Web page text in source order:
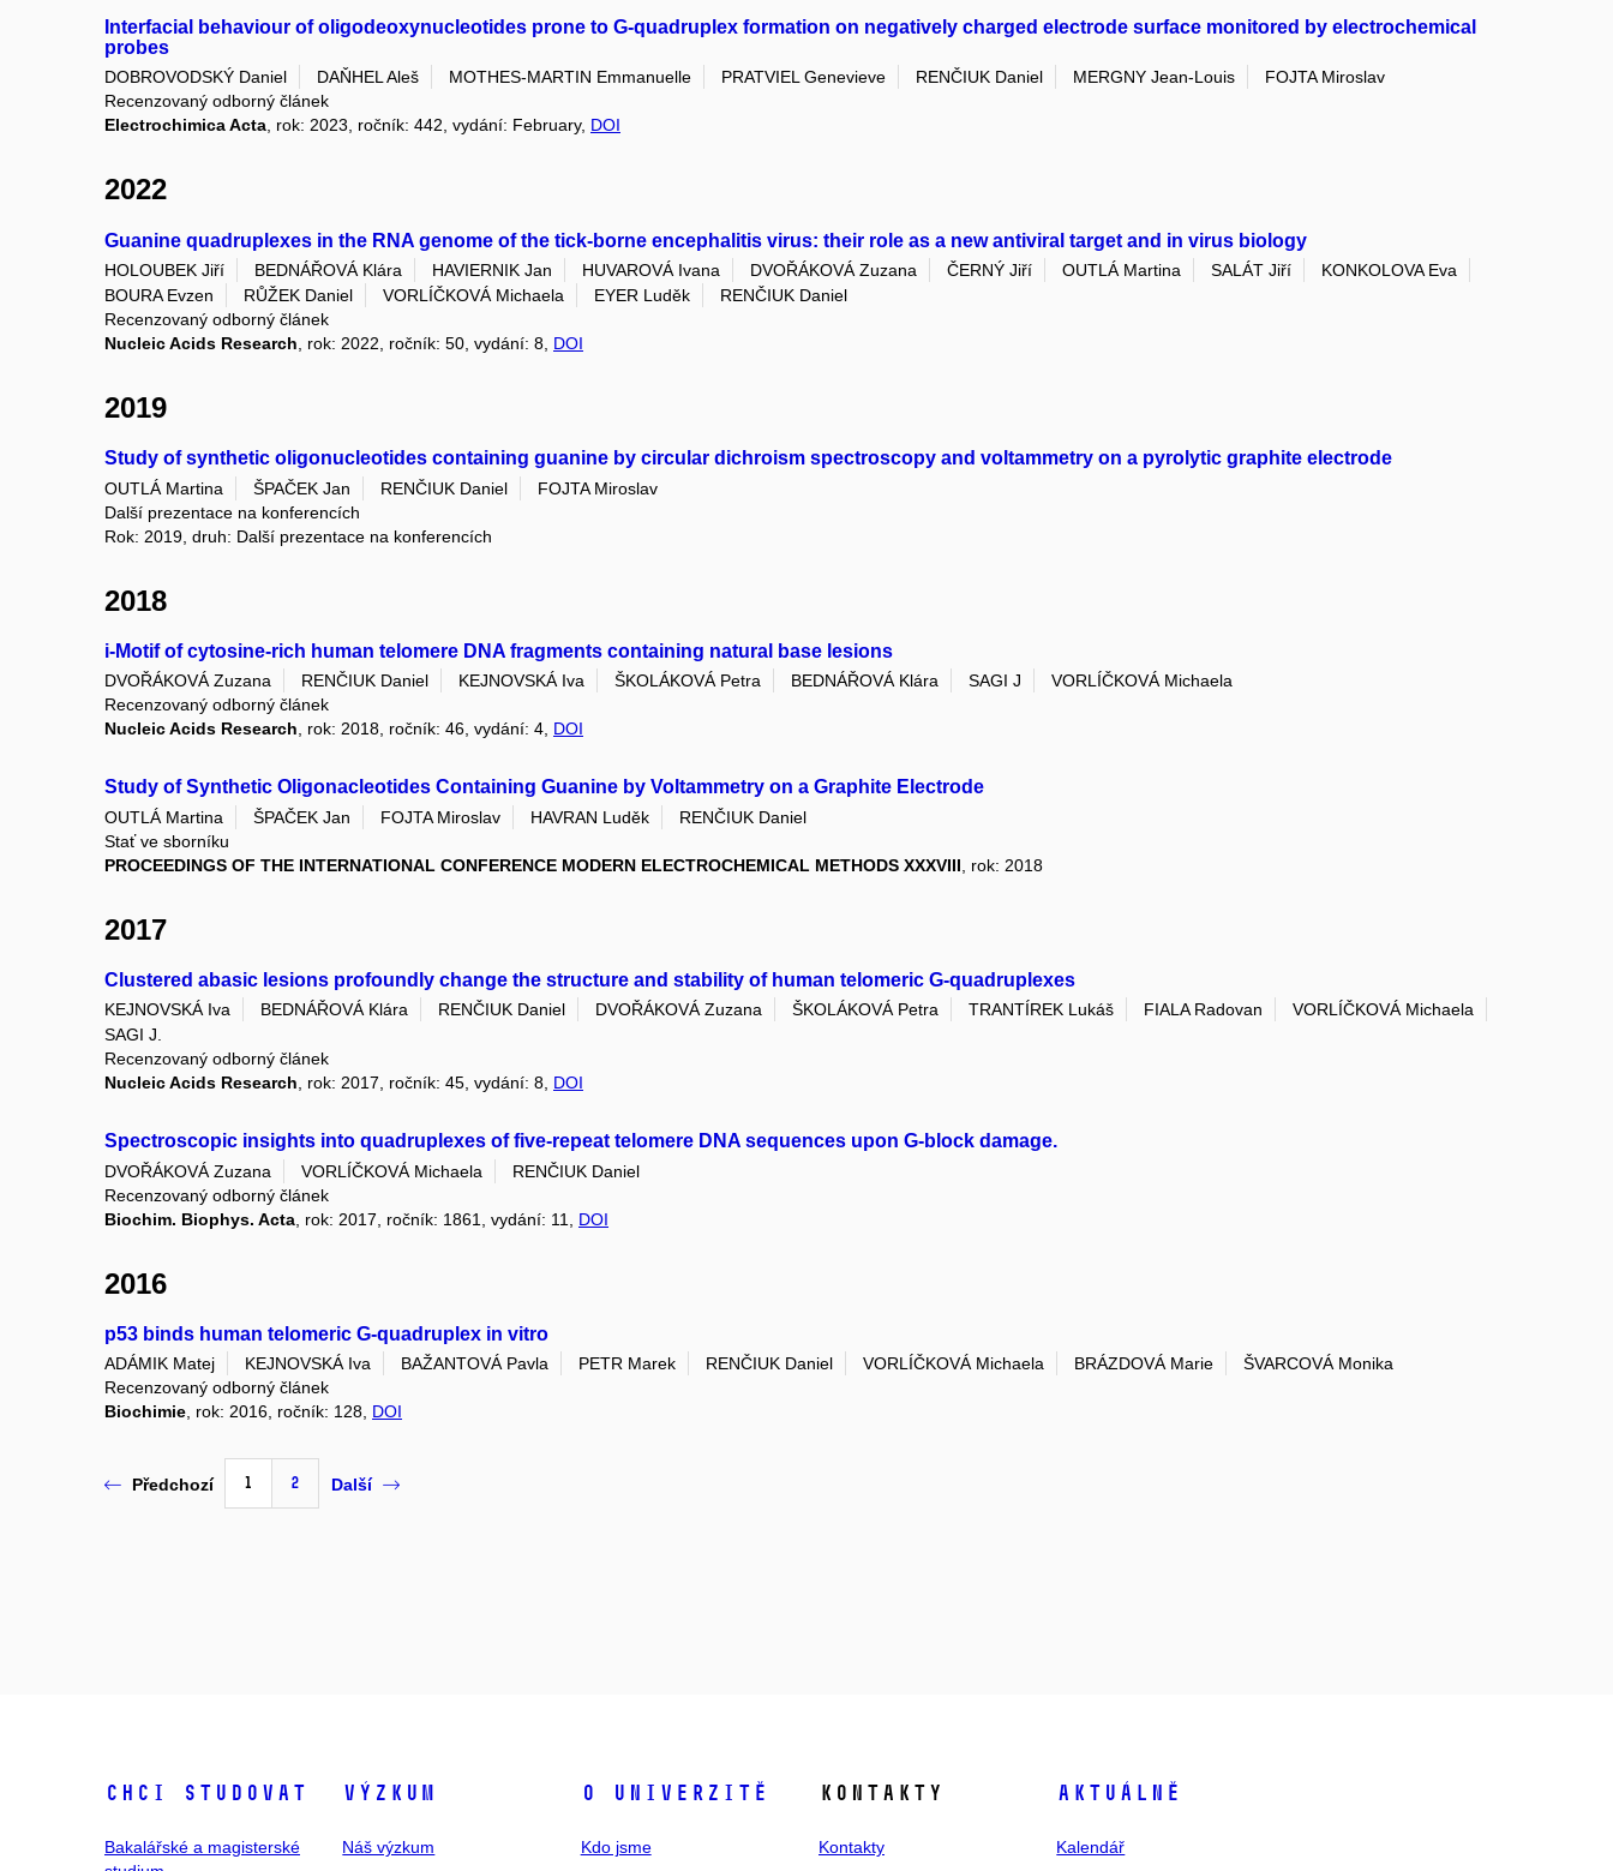
Interfacial behaviour of oligodeoxynucleotides prone to G-quadruplex formation on negatively charged electrode surface monitored by electrochemical
probes
DOBROVODSKÝ Daniel DAŇHEL Aleš MOTHES-MARTIN Emmanuelle PRATVIEL Genevieve RENČIUK Daniel MERGNY Jean-Louis
FOJTA Miroslav
Recenzovaný odborný článek
Electrochimica Acta, rok: 2023, ročník: 442, vydání: February, DOI
2022
Guanine quadruplexes in the RNA genome of the tick-borne encephalitis virus: their role as a new antiviral target and in virus biology
HOLOUBEK Jiří BEDNÁŘOVÁ Klára HAVIERNIK Jan HUVAROVÁ Ivana DVOŘÁKOVÁ Zuzana ČERNÝ Jiří OUTLÁ Martina SALÁT Jiří
KONKOLOVA Eva
BOURA Evzen
RŮŽEK Daniel VORLÍČKOVÁ Michaela EYER Luděk
RENČIUK Daniel
Recenzovaný odborný článek
Nucleic Acids Research, rok: 2022, ročník: 50, vydání: 8, DOI
2019
Study of synthetic oligonucleotides containing guanine by circular dichroism spectroscopy and voltammetry on a pyrolytic graphite electrode
OUTLÁ Martina ŠPAČEK Jan RENČIUK Daniel
FOJTA Miroslav
Další prezentace na konferencích
Rok: 2019, druh: Další prezentace na konferencích
2018
i-Motif of cytosine-rich human telomere DNA fragments containing natural base lesions
DVOŘÁKOVÁ Zuzana RENČIUK Daniel KEJNOVSKÁ Iva ŠKOLÁKOVÁ Petra BEDNÁŘOVÁ Klára SAGI J
VORLÍČKOVÁ Michaela
Recenzovaný odborný článek
Nucleic Acids Research, rok: 2018, ročník: 46, vydání: 4, DOI
Study of Synthetic Oligonacleotides Containing Guanine by Voltammetry on a Graphite Electrode
OUTLÁ Martina ŠPAČEK Jan FOJTA Miroslav HAVRAN Luděk
RENČIUK Daniel
Stať ve sborníku
PROCEEDINGS OF THE INTERNATIONAL CONFERENCE MODERN ELECTROCHEMICAL METHODS XXXVIII , rok: 2018
2017
Clustered abasic lesions profoundly change the structure and stability of human telomeric G-quadruplexes
KEJNOVSKÁ Iva BEDNÁŘOVÁ Klára RENČIUK Daniel DVOŘÁKOVÁ Zuzana ŠKOLÁKOVÁ Petra TRANTÍREK Lukáš FIALA Radovan
VORLÍČKOVÁ Michaela
SAGI J.
Recenzovaný odborný článek
Nucleic Acids Research, rok: 2017, ročník: 45, vydání: 8, DOI
Spectroscopic insights into quadruplexes of five-repeat telomere DNA sequences upon G-block damage.
DVOŘÁKOVÁ Zuzana VORLÍČKOVÁ Michaela
RENČIUK Daniel
Recenzovaný odborný článek
Biochim. Biophys. Acta , rok: 2017, ročník: 1861, vydání: 11, DOI
2016
p53 binds human telomeric G-quadruplex in vitro
ADÁMIK Matej KEJNOVSKÁ Iva BAŽANTOVÁ Pavla PETR Marek RENČIUK Daniel VORLÍČKOVÁ Michaela BRÁZDOVÁ Marie
ŠVARCOVÁ Monika
Recenzovaný odborný článek
Biochimie , rok: 2016, ročník: 128, DOI
Předchozí 1 2 Další
Chci studovat
Bakalářské a magisterské
Výzkum
Náš výzkum
O univerzitě
Kdo jsme
Kontakty
Kontakty
Aktuálně
Kalendář